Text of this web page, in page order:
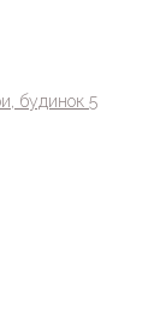
будинок 5